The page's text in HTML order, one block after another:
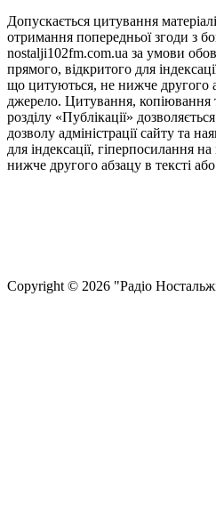
Допускається цитування
отримання попередньої згоди з
nostalji102fm.com.ua за умови
прямого, відкритого для
що цитуються, не нижче другого
джерело. Цитування, копіювання
розділу «Публікації»
дозволу адміністрації сайту та
для індексації, гіперпосилання
нижче другого абзацу в тексті
Сopyright © 2026 "Радіо